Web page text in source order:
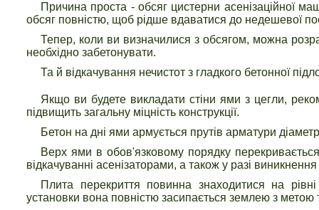
Причина проста - обсяг цистерни асенізаційної
обсяг повністю, щоб рідше вдаватися до недешевої
Тепер, коли ви визначилися з обсягом, можна
необхідно забетонувати.
Та й відкачування нечистот з гладкого бетонної
Якщо ви будете викладати стіни ями з цегли,
підвищить загальну міцність конструкції.
Бетон на дні ями армується прутів арматури
Верх ями в обов'язковому порядку
відкачуванні асенізаторами, а також у разі
Плита перекриття повинна знаходитися на
установки вона повністю засипається землею з метою